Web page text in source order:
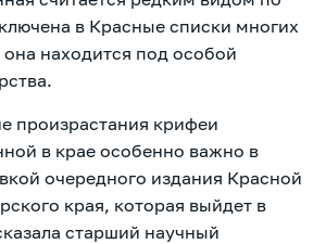
в Красные списки многих
находится под особой
произрастания крифеи
в крае особенно важно в
очередного издания Красной
края, которая выйдет в
старший научный